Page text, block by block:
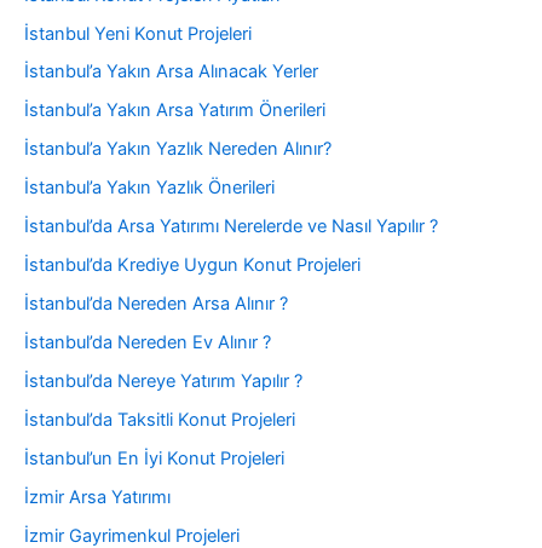
İstanbul Yeni Konut Projeleri
İstanbul’a Yakın Arsa Alınacak Yerler
İstanbul’a Yakın Arsa Yatırım Önerileri
İstanbul’a Yakın Yazlık Nereden Alınır?
İstanbul’a Yakın Yazlık Önerileri
İstanbul’da Arsa Yatırımı Nerelerde ve Nasıl Yapılır ?
İstanbul’da Krediye Uygun Konut Projeleri
İstanbul’da Nereden Arsa Alınır ?
İstanbul’da Nereden Ev Alınır ?
İstanbul’da Nereye Yatırım Yapılır ?
İstanbul’da Taksitli Konut Projeleri
İstanbul’un En İyi Konut Projeleri
İzmir Arsa Yatırımı
İzmir Gayrimenkul Projeleri